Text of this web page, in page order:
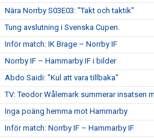
Nära Norrby S03E03: "Takt och taktik"
Tung avslutning i Svenska Cupen.
Inför match: IK Brage – Norrby IF
Norrby IF – Hammarby IF i bilder
Abdo Saidi: "Kul att vara tillbaka"
TV: Teodor Wålemark summerar insatsen
Inga poäng hemma mot Hammarby
Inför match: Norrby IF – Hammarby IF